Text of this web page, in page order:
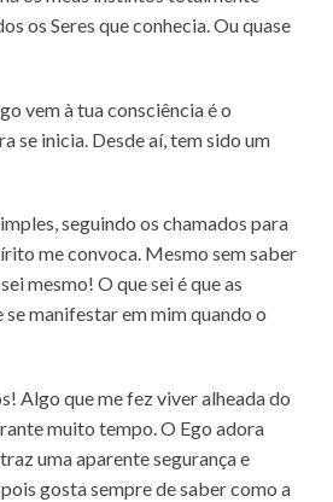
os Seres que conhecia. Ou quase
vem à tua consciência é o
se inicia. Desde aí, tem sido um
seguindo os chamados para
me convoca. Mesmo sem saber
mesmo! O que sei é que as
se manifestar em mim quando o
Algo que me fez viver alheada do
muito tempo. O Ego adora
uma aparente segurança e
gosta sempre de saber como a